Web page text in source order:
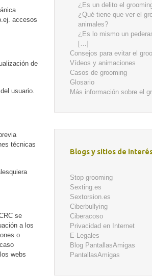
accesos
de
usuario.
técnicas
se
a los
o
webs
¿Es un delito el
¿Qué tiene que ver el
animales?
¿Es lo mismo un
[…]
Consejos para evitar el
Vídeos y animaciones
Casos de grooming
Glosario
Más información sobre el
Blogs y sitios de
Stop grooming
Sexting.es
Sextorsion.es
Ciberbullying
Ciberacoso
Privacidad en Internet
E-Legales
Blog PantallasAmigas
PantallasAmigas